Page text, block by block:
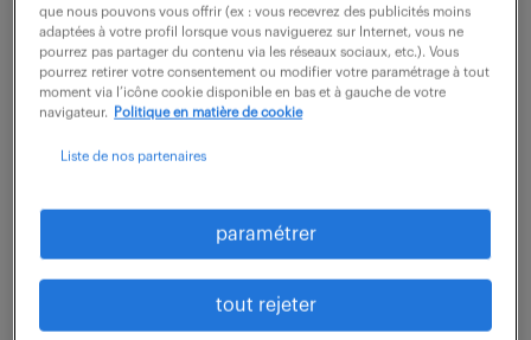
créer une alerte
partagez-nous
votre CV !
Boostez votre visibilité auprès de nos recruteurs
que nous pouvons vous offrir (ex : vous recevrez des publicités moins
adaptées à votre profil lorsque vous naviguerez sur Internet, vous ne
pourrez pas partager du contenu via les réseaux sociaux, etc.). Vous
pourrez retirer votre consentement ou modifier votre paramétrage à tout
moment via l’icône cookie disponible en bas et à gauche de votre
navigateur.
Politique en matière de cookie
Liste de nos partenaires
paramétrer
tout rejeter